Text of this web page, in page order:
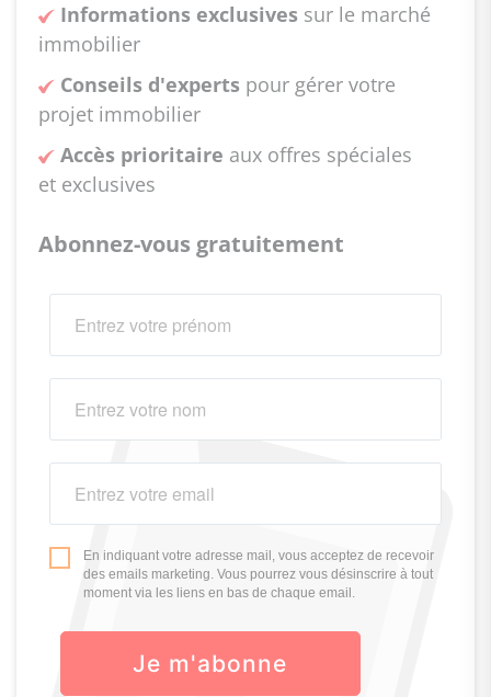
Informations exclusives sur le marché
immobilier
Conseils d'experts pour gérer votre
projet immobilier
Accès prioritaire aux offres spéciales
et exclusives
Abonnez-vous gratuitement